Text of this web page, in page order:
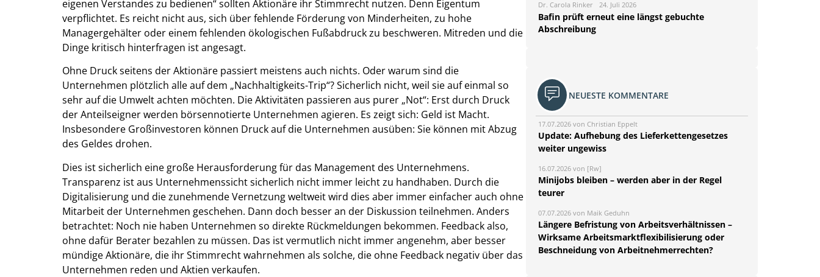
eigenen Verstandes zu bedienen“ sollten Aktionäre ihr Stimmrecht nutzen. Denn Eigentum
verpflichtet. Es reicht nicht aus, sich über fehlende Förderung von Minderheiten, zu hohe
Managergehälter oder einem fehlenden ökologischen Fußabdruck zu beschweren. Mitreden und die
Dinge kritisch hinterfragen ist angesagt.
Ohne Druck seitens der Aktionäre passiert meistens auch nichts. Oder warum sind die
Unternehmen plötzlich alle auf dem „Nachhaltigkeits-Trip“? Sicherlich nicht, weil sie auf einmal so
sehr auf die Umwelt achten möchten. Die Aktivitäten passieren aus purer „Not“: Erst durch Druck
der Anteilseigner werden börsennotierte Unternehmen agieren. Es zeigt sich: Geld ist Macht.
Insbesondere Großinvestoren können Druck auf die Unternehmen ausüben: Sie können mit Abzug
des Geldes drohen.
Dies ist sicherlich eine große Herausforderung für das Management des Unternehmens.
Transparenz ist aus Unternehmenssicht sicherlich nicht immer leicht zu handhaben. Durch die
Digitalisierung und die zunehmende Vernetzung weltweit wird dies aber immer einfacher auch ohne
Mitarbeit der Unternehmen geschehen. Dann doch besser an der Diskussion teilnehmen. Anders
betrachtet: Noch nie haben Unternehmen so direkte Rückmeldungen bekommen. Feedback also,
ohne dafür Berater bezahlen zu müssen. Das ist vermutlich nicht immer angenehm, aber besser
mündige Aktionäre, die ihr Stimmrecht wahrnehmen als solche, die ohne Feedback negativ über das
Unternehmen reden und Aktien verkaufen.
Dr. Carola Rinker 24. Juli 2026
Bafin prüft erneut eine längst gebuchte
Abschreibung
NEUESTE KOMMENTARE
17.07.2026 von Christian Eppelt
Update: Aufhebung des Lieferkettengesetzes
weiter ungewiss
16.07.2026 von [Rw]
Minijobs bleiben – werden aber in der Regel
teurer
07.07.2026 von Maik Geduhn
Längere Befristung von Arbeitsverhältnissen –
Wirksame Arbeitsmarktflexibilisierung oder
Beschneidung von Arbeitnehmerrechten?